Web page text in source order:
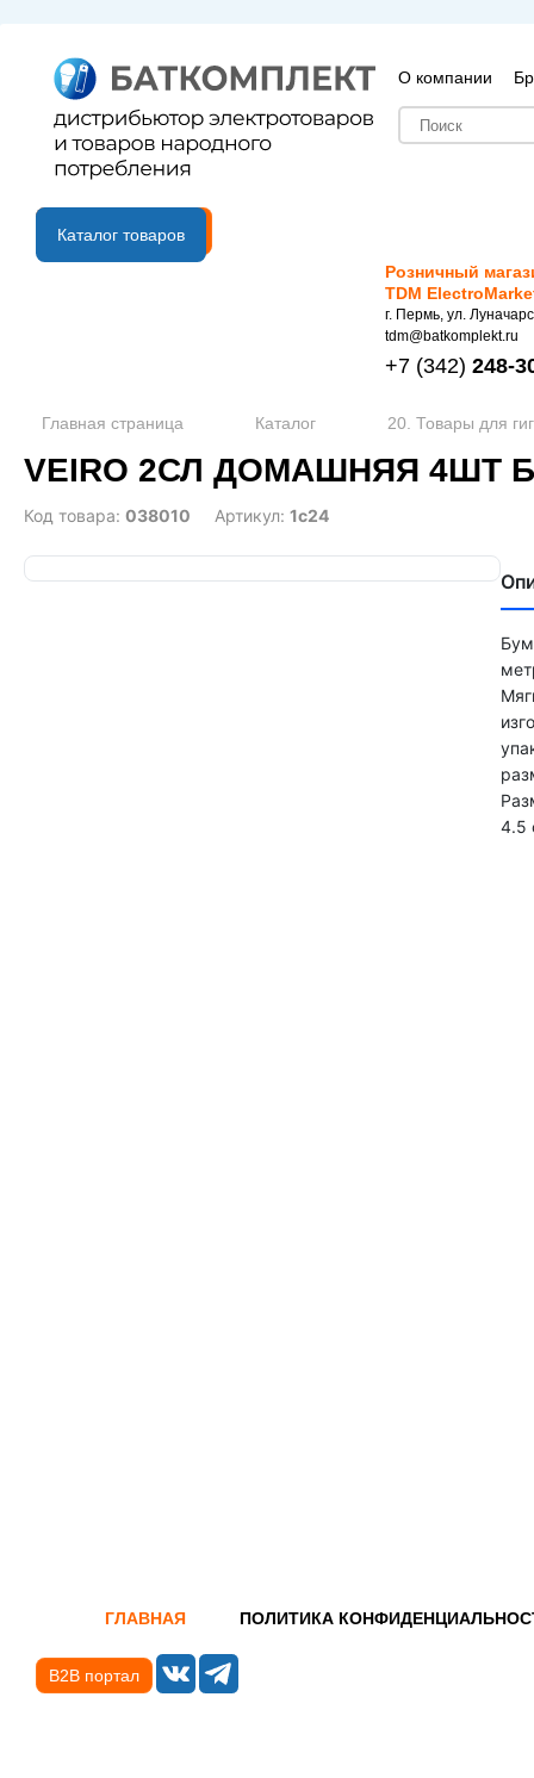
О компании
B2B портал
Каталог товаров
Розничный
TDM
г. Пермь, ул.
tdm@batkomplekt.ru
+7 (342) 248-
Главная страница Каталог 20. Товары для
VEIRO 2СЛ ДОМАШНЯЯ 4ШТ
Код товара: 038010 Артикул: 1с24
4.5
ГЛАВНАЯ ПОЛИТИКА
B2B портал